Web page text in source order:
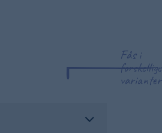
Fås i
forskellige
varianter